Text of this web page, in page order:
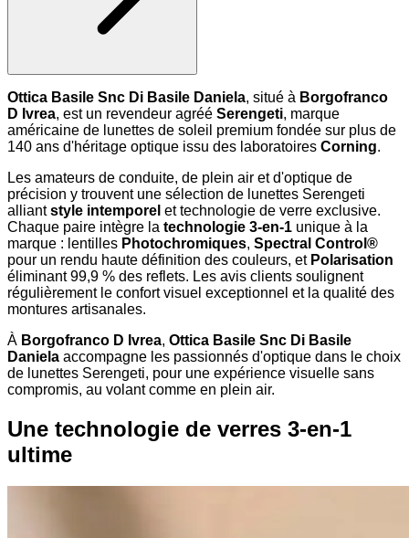
Ottica Basile Snc Di Basile Daniela, situé à Borgofranco
D Ivrea, est un revendeur agréé Serengeti, marque
américaine de lunettes de soleil premium fondée sur plus de
140 ans d'héritage optique issu des laboratoires Corning.
Les amateurs de conduite, de plein air et d'optique de
précision y trouvent une sélection de lunettes Serengeti
alliantstyle intemporel et technologie de verre exclusive.
Chaque paire intègre la technologie 3-en-1 unique à la
marque : lentilles Photochromiques, Spectral Control®
pour un rendu haute définition des couleurs, et Polarisation
éliminant 99,9 % des reflets. Les avis clients soulignent
régulièrement le confort visuel exceptionnel et la qualité des
montures artisanales.
À Borgofranco D Ivrea, Ottica Basile Snc Di Basile
Daniela accompagne les passionnés d'optique dans le choix
de lunettes Serengeti, pour une expérience visuelle sans
compromis, au volant comme en plein air.
Une technologie de verres 3-en-1
ultime